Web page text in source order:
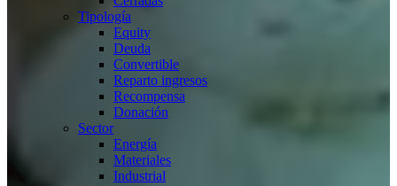
Tipología
Equity
Deuda
Convertible
Reparto ingresos
Recompensa
Donación
Sector
Energía
Materiales
Industrial